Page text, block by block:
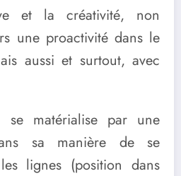
et la créativité, non
une proactivité dans le
aussi et surtout, avec
se matérialise par une
sa manière de se
lignes (position dans